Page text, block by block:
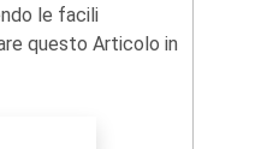
le facili
questo Articolo in